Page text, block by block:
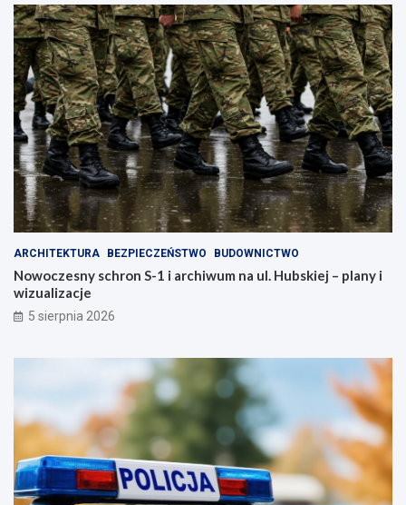
k
t
ó
r
a
z
m
i
e
n
m
i
s
t
o
!
c
h
–
z
a
d
b
a
j
o
s
w
o
e
z
d
r
i
ARCHITEKTURA BEZPIECZEŃSTWO BUDOWNICTWO
Nowoczesny schron S-1 i archiwum na ul. Hubskiej – plany i
wizualizacje
5 sierpnia 2026